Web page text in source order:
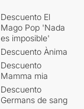
Descuento El
Mago Pop 'Nada
es imposible'
Descuento Ànima
Descuento
Mamma mia
Descuento
Germans de sang